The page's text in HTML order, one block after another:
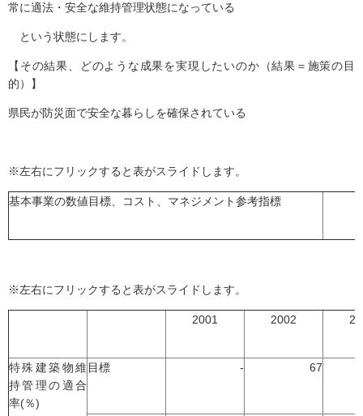
常に適法・安全な維持管理状態になっている
という状態にします。
【その結果、どのような成果を実現したいのか（結果＝施策の目
的）】
県民が防災面で安全な暮らしを確保されている
※左右にフリックすると表がスライドします。
基本事業の数値目標、コスト、マネジメント参考指標
※左右にフリックすると表がスライドします。
2001 2002
特殊建築物維
持管理の適合
率(％)
目標 - 67